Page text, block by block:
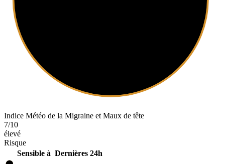
Indice Météo de la Migraine et Maux de tête
7/10
élevé
Risque
Sensible à Dernières 24h